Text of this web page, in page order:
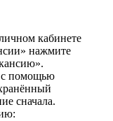
кабинете
нажмите
с помощью
сначала.